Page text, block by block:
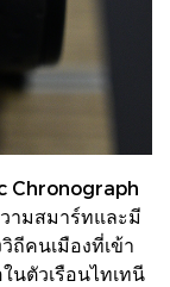
Chronograph
ามสมาร์ทและมี
คนเมืองที่เข้า
นตัวเรือนไทเทนี